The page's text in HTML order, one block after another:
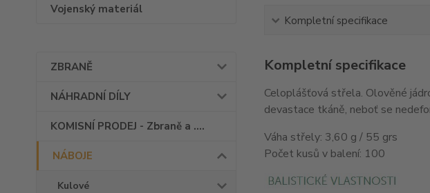
Vojenský materiál
ZBRANĚ
NÁHRADNÍ DÍLY
KOMISNÍ PRODEJ - Zbraně a ....
NÁBOJE
Kulové
Kompletní specifikace
Kompletní specifikace
Celoplášťová střela. Olověné
devastace tkáně, neboť se
Váha střely: 3,60 g / 55 grs
Počet kusů v balení: 100